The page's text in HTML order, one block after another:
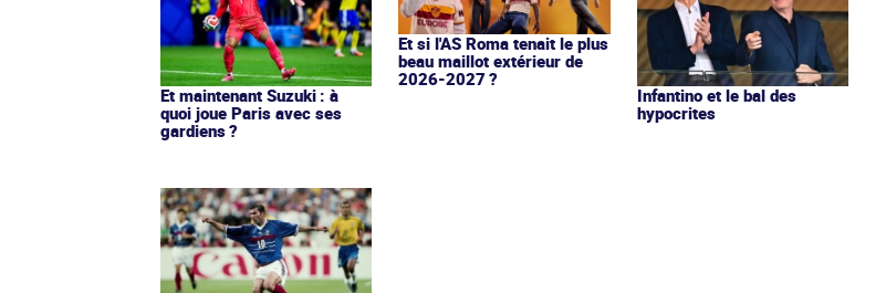
Et maintenant Suzuki : à
quoi joue Paris avec ses
gardiens ?
Et si l'AS Roma tenait le plus
beau maillot extérieur de
2026-2027 ?
Infantino et le bal des
hypocrites